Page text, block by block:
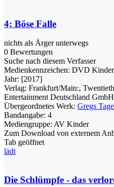
4; Böse Falle
nichts als Ärger unterwegs
0 Bewertungen
Suche nach diesem Verfasser
Medienkennzeichen: DVD
Jahr: [2017]
Verlag: Frankfurt/Main:,
Entertainment Deutschland GmbH
Übergeordnetes Werk: Gregs
Bandangabe: 4
Mediengruppe: AV Kinder
Zum Download von externem
Tab geöffnet
lädt
Die Schlümpfe - das